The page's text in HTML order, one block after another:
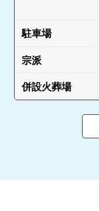
駐車場
宗派
併設火葬場